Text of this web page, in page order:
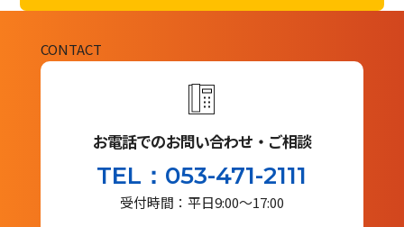
CONTACT
お電話でのお問い合わせ・ご相談
TEL：053-471-2111
受付時間：平日9:00～17:00